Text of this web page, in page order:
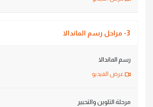
3- مراحل رسم الماندالا
رسم الماندالا
عرض الفيديو
مرحلة التلوين والتحبير